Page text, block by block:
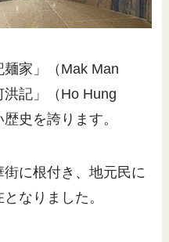
家」（Mak Man
洪記」（Ho Hung
史を誇ります。
に根付き、地元民に
なりました。